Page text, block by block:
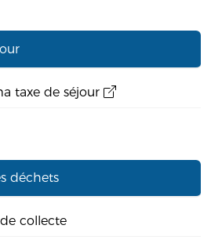
taxe de séjour
déchets
collecte